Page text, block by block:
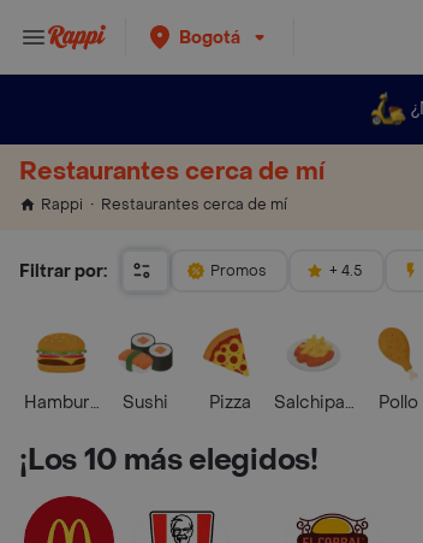
Bogotá
Restaurantes cerca de mí
Rappi Restaurantes cerca de mí
Filtrar por: Promos + 4.5
HamburguesaSushi Pizza Salchipapas Pollo
¡Los 10 más elegidos!